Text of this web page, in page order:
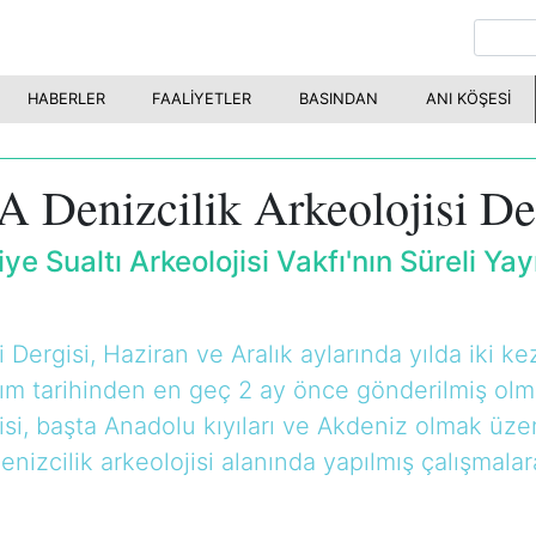
HABERLER FAALİYETLER BASINDAN ANI KÖŞESİ
Denizcilik Arkeolojisi
Sualtı Arkeolojisi Vakfı'nın Süreli
Haziran ve Aralık aylarında yılda iki kez
tarihinden en geç 2 ay önce gönderilmiş
başta Anadolu kıyıları ve Akdeniz olmak
arkeolojisi alanında yapılmış